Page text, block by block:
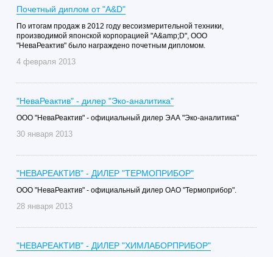
Почетный диплом от "А&D"
По итогам продаж в 2012 году весоизмерительной техники,
производимой японской корпорацией "A&amp;D", ООО
"НеваРеактив" было награждено почетным дипломом.
4 февраля 2013
"НеваРеактив" - дилер "Эко-аналитика"
ООО "НеваРеактив" - официальный дилер ЭАА "Эко-аналитика"
30 января 2013
"НЕВАРЕАКТИВ" - ДИЛЕР "ТЕРМОПРИБОР"
ООО "НеваРеактив" - официальный дилер ОАО "Термоприбор".
28 января 2013
"НЕВАРЕАКТИВ" - ДИЛЕР "ХИМЛАБОРПРИБОР"